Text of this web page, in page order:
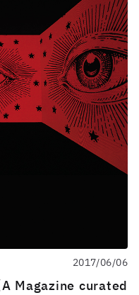
2017/06/06
Magazine curated